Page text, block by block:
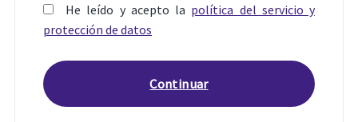
He leído y acepto la política del servicio y
protección de datos